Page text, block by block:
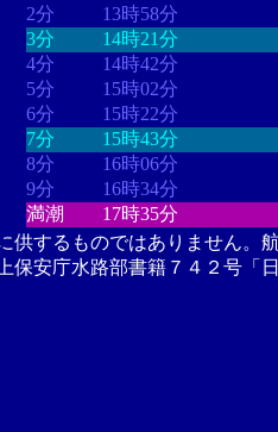
2分
13時58分
3分
14時21分
4分
14時42分
5分
15時02分
6分
15時22分
7分
15時43分
8分
16時06分
9分
16時34分
満潮
17時35分
供するものではありません。
保安庁水路部書籍７４２号「